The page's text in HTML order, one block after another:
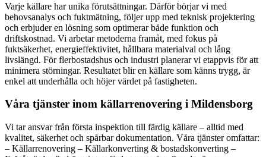
Varje källare har unika förutsättningar. Därför börjar vi med
behovsanalys och fuktmätning, följer upp med teknisk projektering
och erbjuder en lösning som optimerar både funktion och
driftskostnad. Vi arbetar metoderna framåt, med fokus på
fuktsäkerhet, energieffektivitet, hållbara materialval och lång
livslängd. För flerbostadshus och industri planerar vi etappvis för att
minimera störningar. Resultatet blir en källare som känns trygg, är
enkel att underhålla och höjer värdet på fastigheten.
Våra tjänster inom källarrenovering i Mildensborg
Vi tar ansvar från första inspektion till färdig källare – alltid med
kvalitet, säkerhet och spårbar dokumentation. Våra tjänster omfattar:
– Källarrenovering – Källarkonverting & bostadskonverting –